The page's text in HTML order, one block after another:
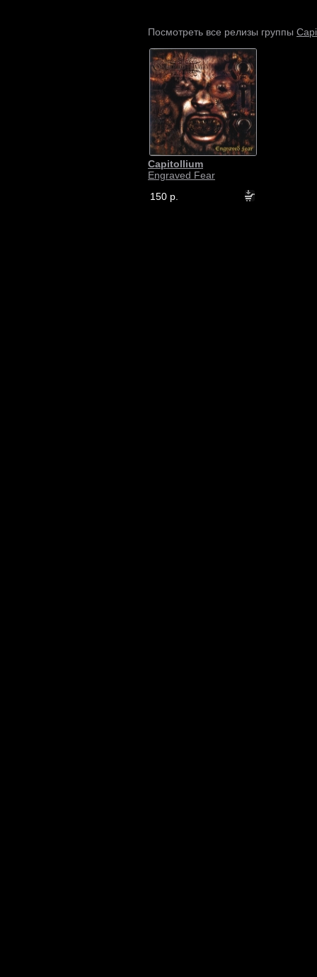
Посмотреть все релизы группы
Capitollium
Engraved Fear
150 р.